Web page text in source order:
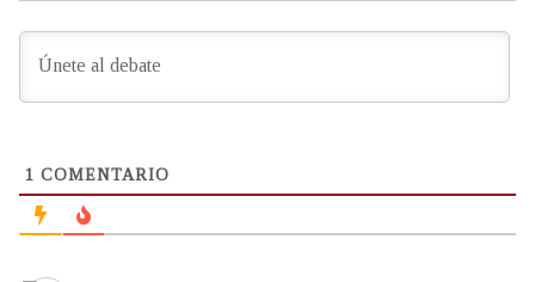
1 COMENTARIO